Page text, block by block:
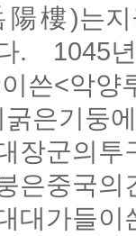
樓)는지
. 1045
쓴<악양
은기둥에
장군의
은중국
대가들